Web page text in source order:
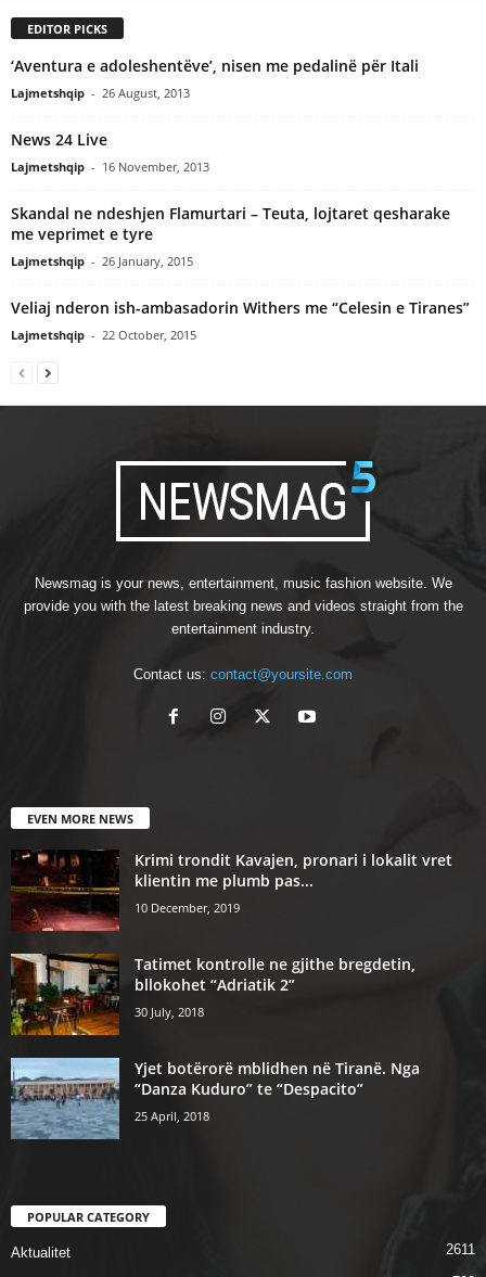
EDITOR PICKS
‘Aventura e adoleshentëve’, nisen me pedalinë për Itali
Lajmetshqip - 26 August, 2013
News 24 Live
Lajmetshqip - 16 November, 2013
Skandal ne ndeshjen Flamurtari – Teuta, lojtaret qesharake
me veprimet e tyre
Lajmetshqip - 26 January, 2015
Veliaj nderon ish-ambasadorin Withers me “Celesin e Tiranes”
Lajmetshqip - 22 October, 2015
Newsmag is your news, entertainment, music fashion website. We
provide you with the latest breaking news and videos straight from the
entertainment industry.
Contact us: contact@yoursite.com
EVEN MORE NEWS
Krimi trondit Kavajen, pronari i lokalit vret
klientin me plumb pas...
10 December, 2019
Tatimet kontrolle ne gjithe bregdetin,
bllokohet “Adriatik 2”
30 July, 2018
Yjet botërorë mblidhen në Tiranë. Nga
“Danza Kuduro” te “Despacito”
25 April, 2018
POPULAR CATEGORY
Aktualitet
2611